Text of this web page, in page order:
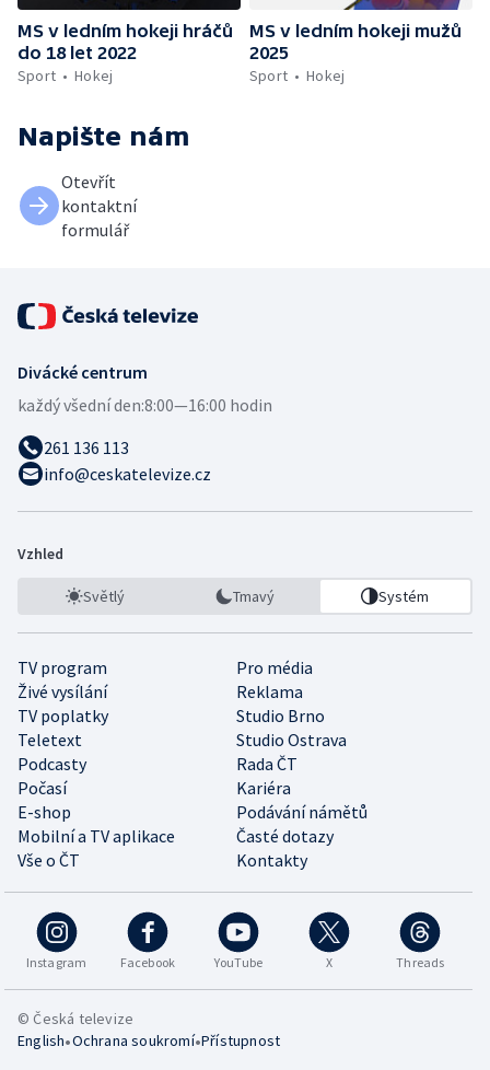
MS v ledním hokeji hráčů
do 18 let 2022
Sport
Hokej
MS v ledním hokeji mužů
2025
Sport
Hokej
Napište nám
Otevřít
kontaktní
formulář
Divácké centrum
každý všední den:8:00—16:00 hodin
261 136 113
info@ceskatelevize.cz
Vzhled
Světlý Tmavý Systém
TV program
Pro média
Živé vysílání
Reklama
TV poplatky
Studio Brno
Teletext
Studio Ostrava
Podcasty
Rada ČT
Počasí
Kariéra
E-shop
Podávání námětů
Mobilní a TV aplikace
Časté dotazy
Vše o ČT
Kontakty
Instagram Facebook YouTube X Threads
© Česká televize
English•Ochrana soukromí•Přístupnost